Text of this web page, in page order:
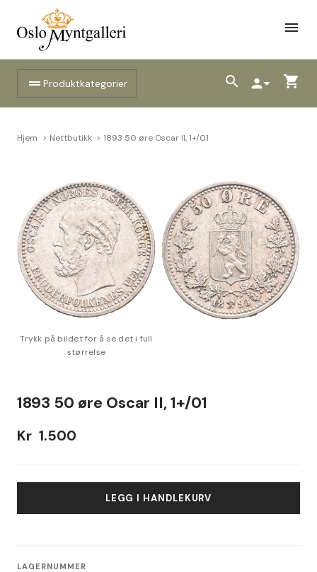
menu
drag_handle Produktkategorier search personarrow_drop_down shopping_cart
Hjem Nettbutikk 1893 50 øre Oscar II, 1+/01
1893 50 øre Oscar II, 1+/01
Kr 1.500
LEGG I HANDLEKURV
LAGERNUMMER